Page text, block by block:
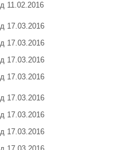
11.02.2016
17.03.2016
17.03.2016
17.03.2016
17.03.2016
17.03.2016
17.03.2016
17.03.2016